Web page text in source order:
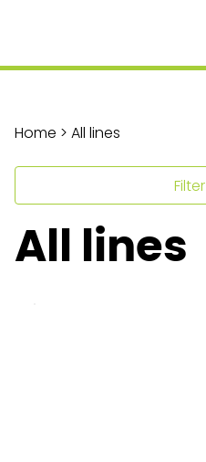
All lines
Home > All lines
Filter